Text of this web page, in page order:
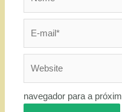
navegador para a